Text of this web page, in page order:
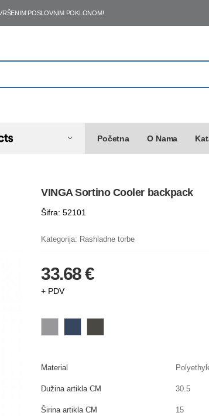
POSLOVNIM POKLONOM!
Početna O Nama
VINGA Sortino Cooler backpack
Šifra: 52101
Kategorija: Rashladne torbe
33.68 €
+ PDV
Material
Dužina artikla CM 30.5
Širina artikla CM 15